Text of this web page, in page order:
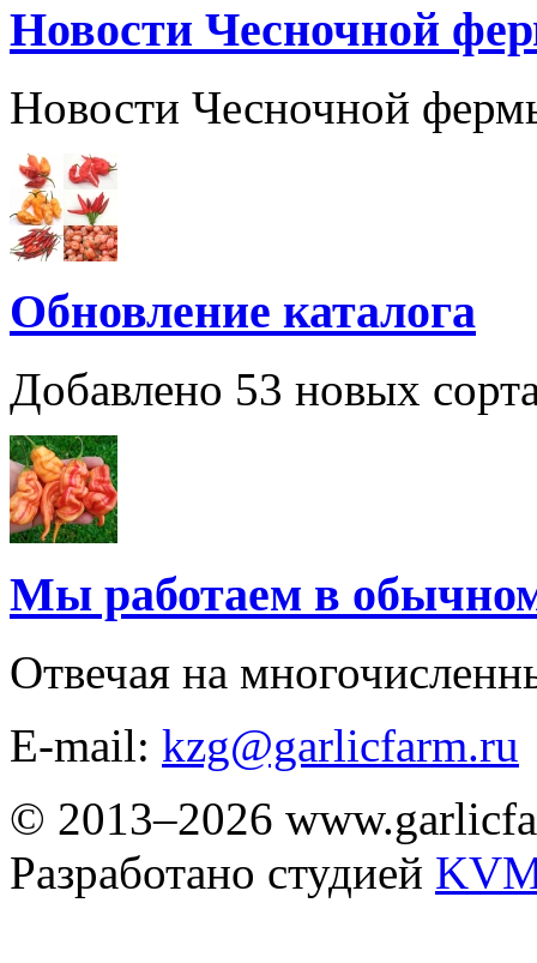
Новости Чесночной
Новости Чесночной
Обновление каталога
Добавлено 53 новых
Мы работаем в
Отвечая на
E-mail: kzg@garlicfarm.ru
© 2013–2026
Разработано студией